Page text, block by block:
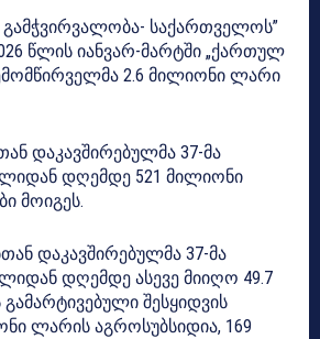
საქართველოს”
წლის იანვარ-მარტში „ქართულ
2.6 მილიონი ლარი
დაკავშირებულმა 37-მა
დღემდე 521 მილიონი
მოიგეს.
დაკავშირებულმა 37-მა
დღემდე ასევე მიიღო 49.7
შესყიდვის
ლარის აგროსუბსიდია, 169